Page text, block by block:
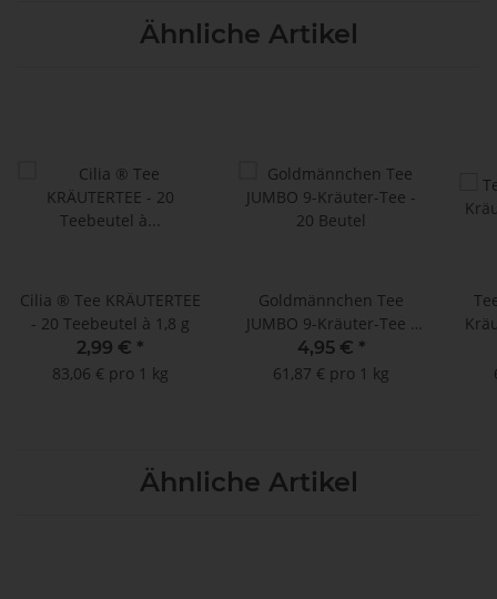
Ähnliche Artikel
Cilia ® Tee KRÄUTERTEE
- 20 Teebeutel à 1,8 g
2,99 € *
83,06 € pro 1 kg
Goldmännchen Tee
JUMBO 9-Kräuter-Tee -
20 Beutel
4,95 € *
61,87 € pro 1 kg
Ähnliche Artikel